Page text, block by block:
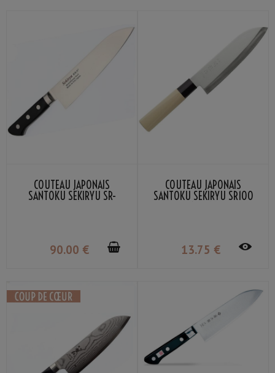
COUTEAU JAPONAIS
SANTOKU SEKIRYU SR-
90.00 €
COUTEAU JAPONAIS
SANTOKU SEKIRYU SR100
13.75 €